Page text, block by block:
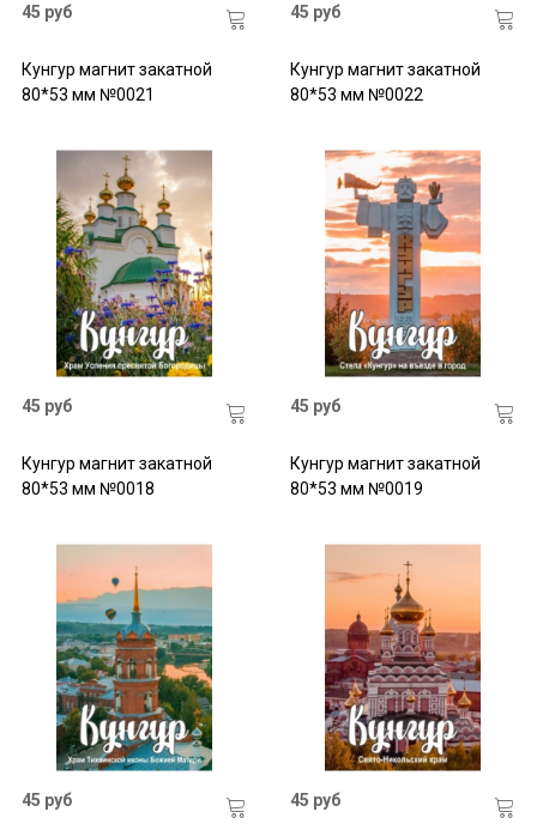
45 руб
Кунгур магнит закатной
80*53 мм №0021
45 руб
Кунгур магнит закатной
80*53 мм №0022
45 руб
Кунгур магнит закатной
80*53 мм №0018
45 руб
Кунгур магнит закатной
80*53 мм №0019
45 руб 45 руб